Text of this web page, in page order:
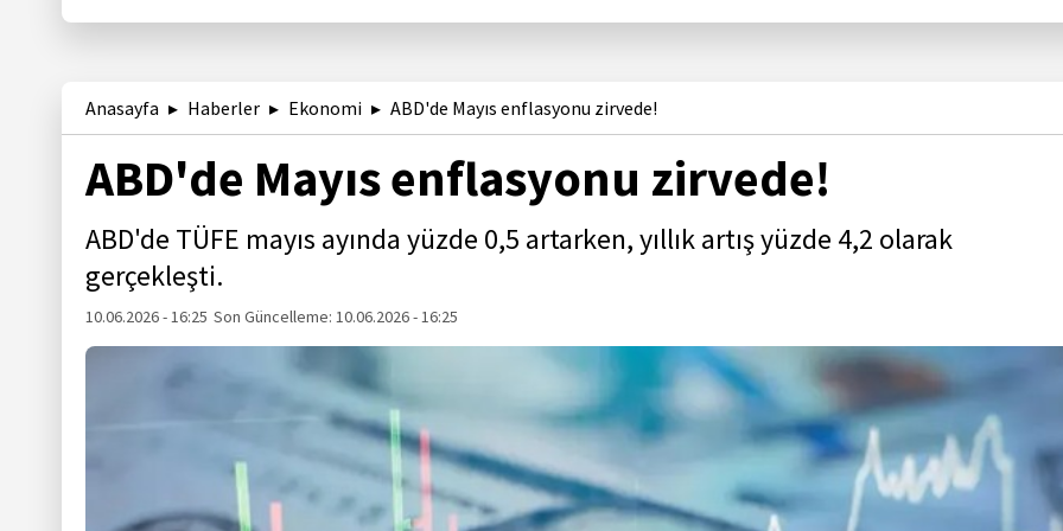
Anasayfa Haberler Ekonomi ABD'de Mayıs enflasyonu zirvede!
ABD'de Mayıs enflasyonu zirvede!
ABD'de TÜFE mayıs ayında yüzde 0,5 artarken, yıllık artış yüzde 4,2 olarak
gerçekleşti.
10.06.2026 - 16:25 Son Güncelleme:10.06.2026 - 16:25